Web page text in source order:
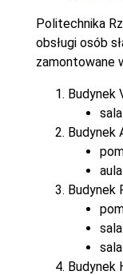
Politechnika
obsługi osób
zamontowane
Budynek
Budynek
Budynek
Budynek